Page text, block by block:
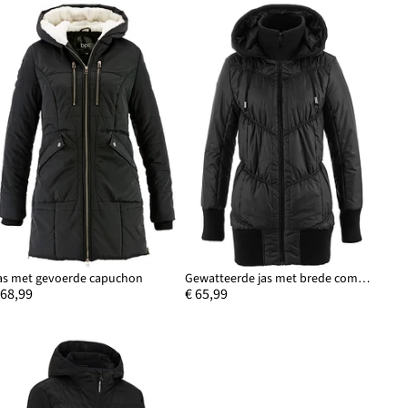
met gevoerde capuchon Gewatteerde jas met brede comfortband en capuchon
€ 65,99